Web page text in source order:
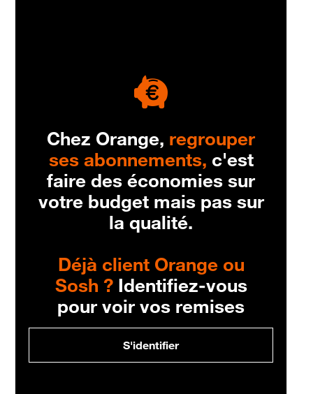
Chez Orange, regrouper
ses abonnements, c'est
faire des économies sur
votre budget mais pas sur
la qualité.
Déjà client Orange ou
Sosh ?Identifiez-vous
pour voir vos remises
S'identifier